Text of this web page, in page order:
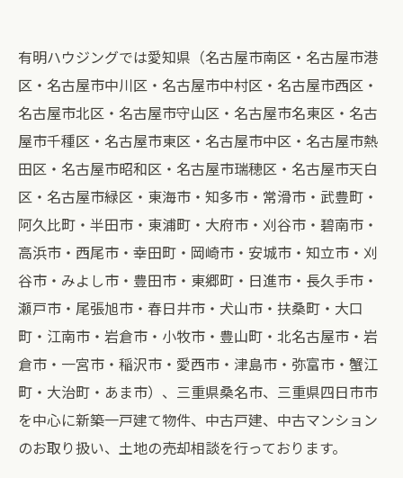
有明ハウジングでは愛知県（名古屋市南区・名古屋市港
区・名古屋市中川区・名古屋市中村区・名古屋市西区・
名古屋市北区・名古屋市守山区・名古屋市名東区・名古
屋市千種区・名古屋市東区・名古屋市中区・名古屋市熱
田区・名古屋市昭和区・名古屋市瑞穂区・名古屋市天白
区・名古屋市緑区・東海市・知多市・常滑市・武豊町・
阿久比町・半田市・東浦町・大府市・刈谷市・碧南市・
高浜市・西尾市・幸田町・岡崎市・安城市・知立市・刈
谷市・みよし市・豊田市・東郷町・日進市・長久手市・
瀬戸市・尾張旭市・春日井市・犬山市・扶桑町・大口
町・江南市・岩倉市・小牧市・豊山町・北名古屋市・岩
倉市・一宮市・稲沢市・愛西市・津島市・弥富市・蟹江
町・大治町・あま市）、三重県桑名市、三重県四日市市
を中心に新築一戸建て物件、中古戸建、中古マンション
のお取り扱い、土地の売却相談を行っております。